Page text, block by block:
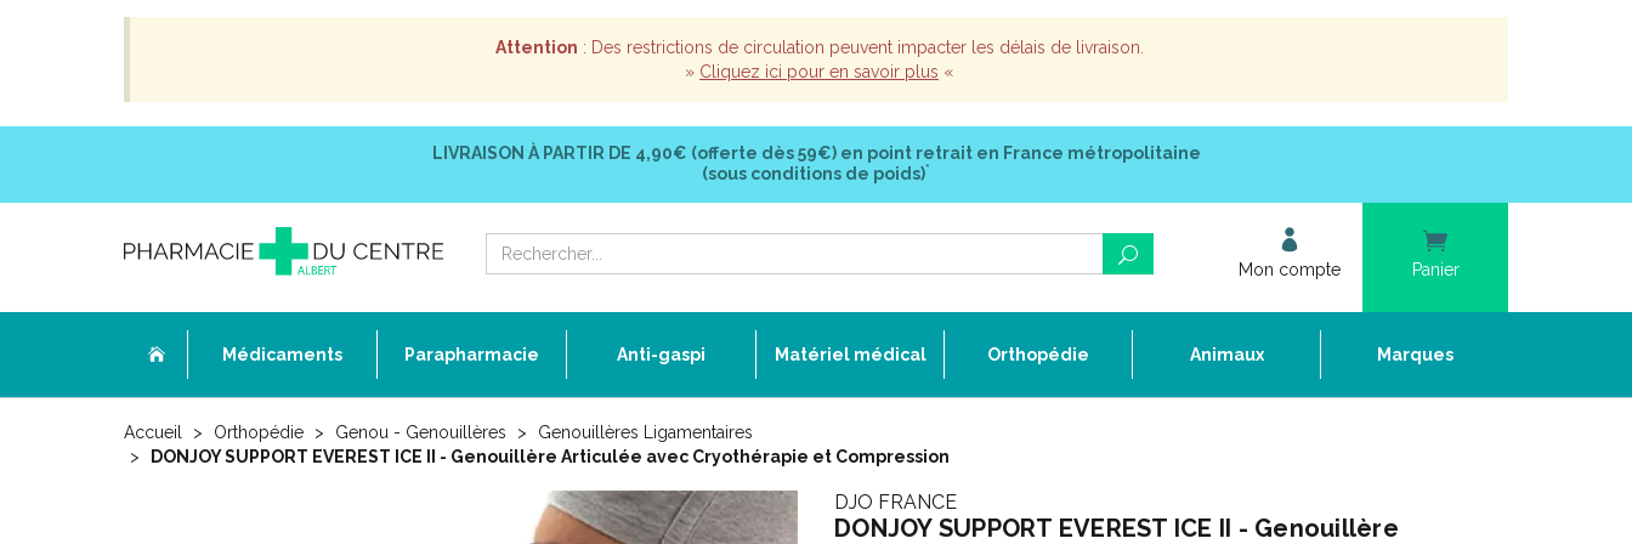
Attention : Des restrictions de circulation peuvent impacter les délais de livraison.
» Cliquez ici pour en savoir plus «
LIVRAISON À PARTIR DE 4,90€ (offerte dès 59€) en point retrait en France métropolitaine
(sous conditions de poids)*
Mon compte Panier
Médicaments Parapharmacie Anti-gaspi Matériel médical Orthopédie Animaux Marques
Accueil Orthopédie Genou - Genouillères
Genouillères Ligamentaires
DONJOY SUPPORT EVEREST ICE II - Genouillère Articulée avec Cryothérapie et Compression
DJO FRANCE
DONJOY SUPPORT EVEREST ICE II - Genouillère